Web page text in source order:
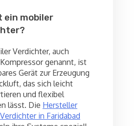
ein mobiler
Verdichter, auch
genannt, ist
Gerät zur Erzeugung
das sich leicht
und flexibel
lässt. Die Hersteller
in Faridabad